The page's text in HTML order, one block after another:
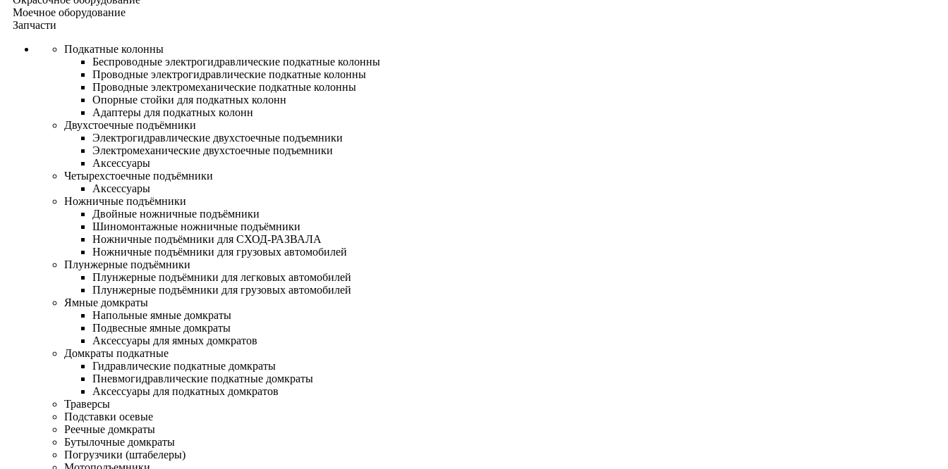
Моечное оборудование
Запчасти
Подкатные колонны
Беспроводные электрогидравлические подкатные колонны
Проводные электрогидравлические подкатные колонны
Проводные электромеханические подкатные колонны
Опорные стойки для подкатных колонн
Адаптеры для подкатных колонн
Двухстоечные подъёмники
Электрогидравлические двухстоечные подъемники
Электромеханические двухстоечные подъемники
Аксессуары
Четырехстоечные подъёмники
Аксессуары
Ножничные подъёмники
Двойные ножничные подъёмники
Шиномонтажные ножничные подъёмники
Ножничные подъёмники для СХОД-РАЗВАЛА
Ножничные подъёмники для грузовых автомобилей
Плунжерные подъёмники
Плунжерные подъёмники для легковых автомобилей
Плунжерные подъёмники для грузовых автомобилей
Ямные домкраты
Напольные ямные домкраты
Подвесные ямные домкраты
Аксессуары для ямных домкратов
Домкраты подкатные
Гидравлические подкатные домкраты
Пневмогидравлические подкатные домкраты
Аксессуары для подкатных домкратов
Траверсы
Подставки осевые
Реечные домкраты
Бутылочные домкраты
Погрузчики (штабелеры)